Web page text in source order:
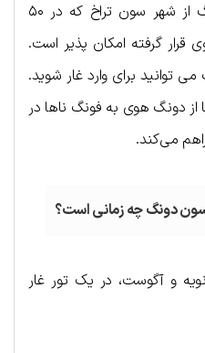
دسترسی به ورودی سون دونگ از شهر سون تراخ که در ۵۰
گرفته امکان پذیر است.
توانید برای وارد غار شوید.
از دونگ هوی به فونگ ناها در
سون دونگ چه زمانی است؟
و آگوست، در یک تور غار